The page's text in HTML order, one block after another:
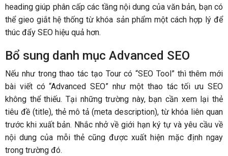
heading giúp phân cấp các tầng nội dung của văn bản, bạn có
thể gieo giắt hệ thống từ khóa sản phẩm một cách hợp lý để
thúc đẩy SEO hiệu quả hơn.
Bổ sung danh mục Advanced SEO
Nếu như trong thao tác tạo Tour có “SEO Tool” thì thêm mới
bài viết có “Advanced SEO” như một thao tác tối ưu SEO
không thể thiếu. Tại những trường này, bạn cần xem lại thẻ
tiêu đề (title), thẻ mô tả (meta description), từ khóa liên quan
trước khi xuất bản. Nhắc nhở về giới hạn ký tự và yêu cầu về
nội dung của mỗi thẻ cũng được xuất hiện mặc định ngay
trong trường đó.